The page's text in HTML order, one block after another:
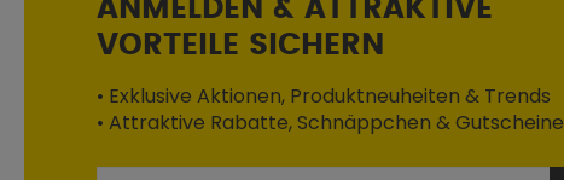
ANMELDEN & ATTRAKTIVE
VORTEILE SICHERN
• Exklusive Aktionen, Produktneuheiten & Trends
• Attraktive Rabatte, Schnäppchen & Gutscheine